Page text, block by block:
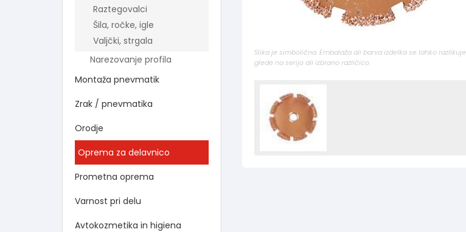
Raztegovalci
Šila, ročke, igle
Valjčki, strgala
Narezovanje profila
Montaža pnevmatik
Zrak / pnevmatika
Orodje
Oprema za delavnico
Prometna oprema
Varnost pri delu
Avtokozmetika in higiena
Slika je simbolična. Embalaža ali barva izdelka se lahko razlikuje
glede na serijo ali izbrano različico.